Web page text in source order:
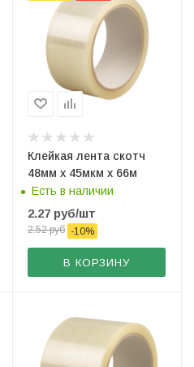
Клейкая лента скотч
48мм х 45мкм х 66м
Есть в наличии
2.27 руб/шт
2.52руб -10%
В КОРЗИНУ